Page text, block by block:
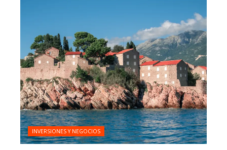
INVERSIONES Y NEGOCIOS